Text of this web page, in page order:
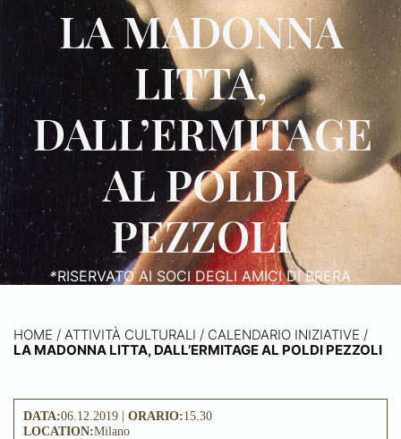
LA MADONNA
LITTA,
DALL’ERMITAGE
AL POLDI
PEZZOLI
*RISERVATO AI SOCI DEGLI AMICI DI BRERA
HOME / ATTIVITÀ CULTURALI / CALENDARIO INIZIATIVE /
LA MADONNA LITTA, DALL’ERMITAGE AL POLDI PEZZOLI
DATA:06.12.2019 | ORARIO:15.30
LOCATION:Milano